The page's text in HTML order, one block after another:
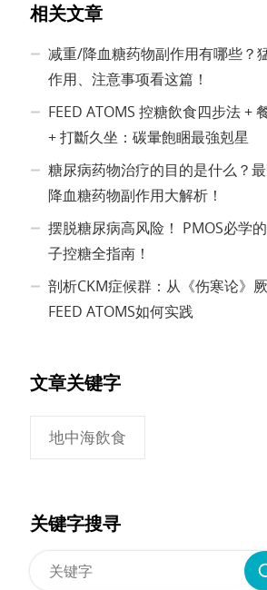
相关文章
减重/降血糖药物副作用有哪些？
作用、注意事项看这篇！
FEED ATOMS 控糖飲食四步法 +
+ 打斷久坐：碳暈飽睏最強剋星
糖尿病药物治疗的目的是什么？
降血糖药物副作用大解析！
摆脱糖尿病高风险！ PMOS必学
子控糖全指南！
剖析CKM症候群：从《伤寒论》
FEED ATOMS如何实践
文章关键字
地中海飲食
关键字搜寻